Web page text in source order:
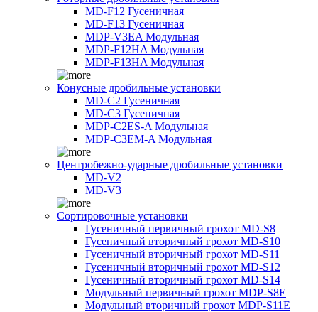
MD-F12 Гусеничная
MD-F13 Гусеничная
MDP-V3EA Модульная
MDP-F12HA Модульная
MDP-F13HA Модульная
Конусные дробильные установки
MD-C2 Гусеничная
MD-C3 Гусеничная
MDP-C2ES-A Модульная
MDP-C3EM-A Модульная
Центробежно-ударные дробильные установки
MD-V2
MD-V3
Сортировочные установки
Гусеничный первичный грохот MD-S8
Гусеничный вторичный грохот MD-S10
Гусеничный вторичный грохот MD-S11
Гусеничный вторичный грохот MD-S12
Гусеничный вторичный грохот MD-S14
Модульный первичный грохот MDP-S8E
Модульный вторичный грохот MDP-S11E